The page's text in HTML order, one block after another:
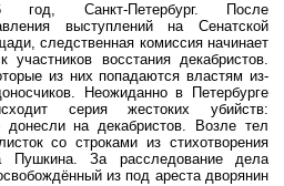
год, Санкт-Петербург. После
выступлений на Сенатской
следственная комиссия начинает
участников восстания декабристов.
из них попадаются властям из-
Неожиданно в Петербурге
серия жестоких убийств:
донесли на декабристов. Возле тел
со строками из стихотворения
Пушкина. За расследование дела
из под ареста дворянин